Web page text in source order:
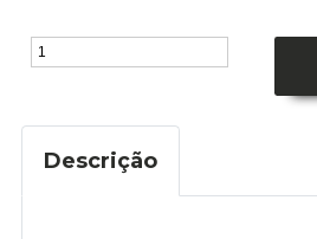
Descrição